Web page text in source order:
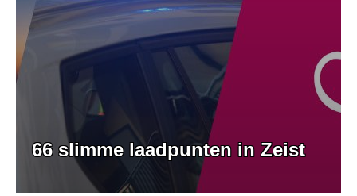
66 slimme laadpunten in Zeist